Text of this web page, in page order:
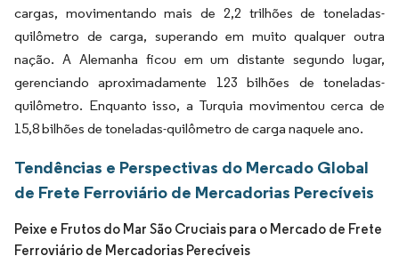
cargas, movimentando mais de 2,2 trilhões de toneladas-
quilômetro de carga, superando em muito qualquer outra
nação. A Alemanha ficou em um distante segundo lugar,
gerenciando aproximadamente 123 bilhões de toneladas-
quilômetro. Enquanto isso, a Turquia movimentou cerca de
15,8 bilhões de toneladas-quilômetro de carga naquele ano.
Tendências e Perspectivas do Mercado Global
de Frete Ferroviário de Mercadorias Perecíveis
Peixe e Frutos do Mar São Cruciais para o Mercado de Frete
Ferroviário de Mercadorias Perecíveis